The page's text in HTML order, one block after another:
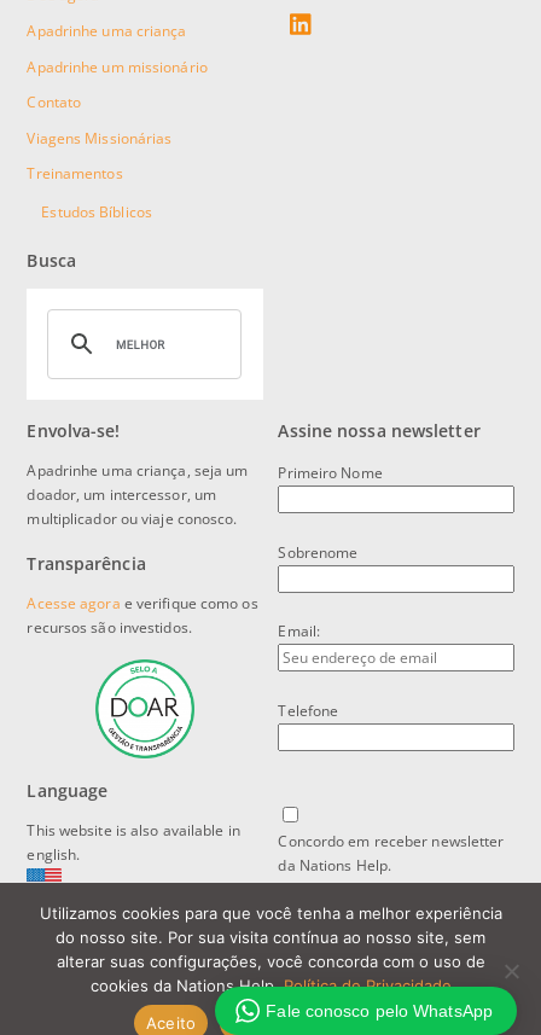
Apadrinhe uma criança
Apadrinhe um missionário
Contato
Viagens Missionárias
Treinamentos
Estudos Bíblicos
Busca
Envolva-se!
Apadrinhe uma criança, seja um
doador, um intercessor, um
multiplicador ou viaje conosco.
Transparência
Acesse agora e verifique como os
recursos são investidos.
Language
This website is also available in
english.
Política de Privacidade e Proteção
de Dados
Assine nossa newsletter
Primeiro Nome
Sobrenome
Email:
Telefone
Concordo em receber newsletter
da Nations Help.
Utilizamos cookies para que você tenha a melhor experiência
do nosso site. Por sua visita contínua ao nosso site, sem
alterar suas configurações, você concorda com o uso de
cookies da Nations Help.Política de Privacidade
Aceito
Política de Privacidade
Fale conosco pelo WhatsApp